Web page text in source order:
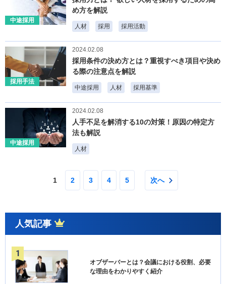
中途採用
め方を解説
人材 採用 採用活動
採用手法
2024.02.08
採用条件の決め方とは？重視すべき項目や決め
る際の注意点を解説
中途採用 人材 採用基準
中途採用
2024.02.08
人手不足を解消する10の対策！原因の特定方
法も解説
人材
1 2 3 4 5 次へ
人気記事
オブザーバーとは？会議における役割、必要
な理由をわかりやすく紹介